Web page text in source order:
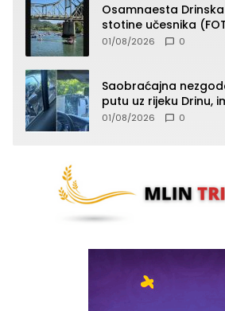
Osamnaesta
stotine učesnika
01/08/2026 0
Saobraćajna
putu uz rijeku Drinu,
lica (FOTO)
01/08/2026 0